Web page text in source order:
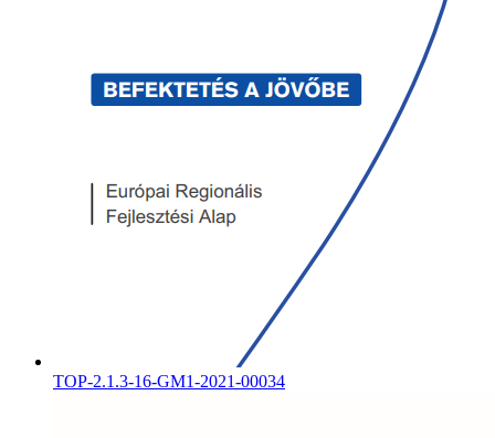
TOP-2.1.3-16-GM1-2021-00034